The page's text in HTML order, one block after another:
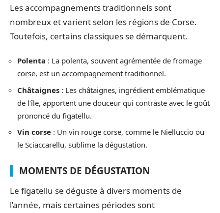
Les accompagnements traditionnels sont
nombreux et varient selon les régions de Corse.
Toutefois, certains classiques se démarquent.
Polenta : La polenta, souvent agrémentée de fromage
corse, est un accompagnement traditionnel.
Châtaignes : Les châtaignes, ingrédient emblématique
de l’île, apportent une douceur qui contraste avec le goût
prononcé du figatellu.
Vin corse : Un vin rouge corse, comme le Nielluccio ou
le Sciaccarellu, sublime la dégustation.
MOMENTS DE DÉGUSTATION
Le figatellu se déguste à divers moments de
l’année, mais certaines périodes sont